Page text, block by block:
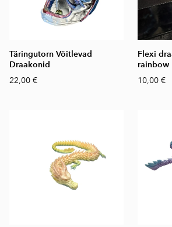
Täringutorn Võitlevad
Draakonid
22,00 €
Flexi
rainbow
10,00 €